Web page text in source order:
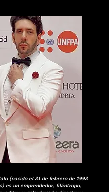
(nacido el 21 de febrero de 1992
es un emprendedor, filántropo,